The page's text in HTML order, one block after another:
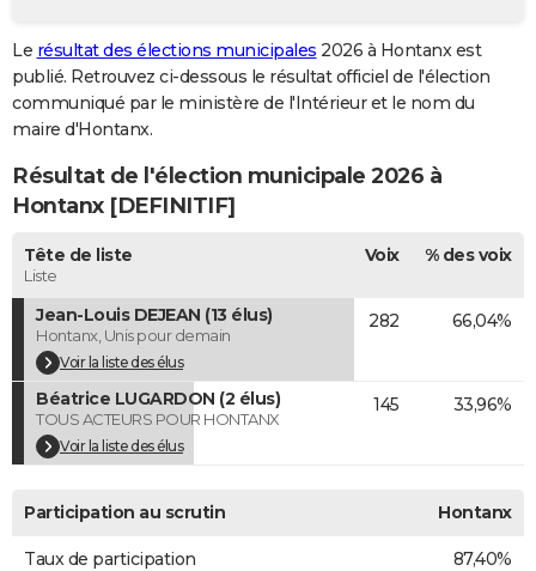
GUIDES D'ACHAT
BONS PLANS
CARTE DE VOEUX
Carte de Noël
Carte Bonne année
Carte Saint-Valentin
Carte Pâques
Carte d'anniversaire
DICTIONNAIRE
Dictionnaire
Biographies
Citations
Expressions
Proverbes
PROGRAMME TV
COPAINS D'AVANT
S'inscrire
Se connecter
Lycées
Collèges
Primaires
Universités
Entreprises
Service militaire
Avis de recherche
AVIS DE DÉCÈS
FORUM
Bricolage
Lifestyle
Culture
Sport
Auto
Television
Voyage
Cinema
Le résultat des élections municipales 2026 à Hontanx est
publié. Retrouvez ci-dessous le résultat officiel de l'élection
communiqué par le ministère de l'Intérieur et le nom du
maire d'Hontanx.
Résultat de l'élection municipale 2026 à
Hontanx [DEFINITIF]
Tête de liste
Liste
Voix % des voix
Jean-Louis DEJEAN (13 élus)
Hontanx, Unis pour demain
Voir la liste des élus
282 66,04%
Béatrice LUGARDON (2 élus)
TOUS ACTEURS POUR HONTANX
Voir la liste des élus
145 33,96%
Participation au scrutin Hontanx
Taux de participation 87,40%